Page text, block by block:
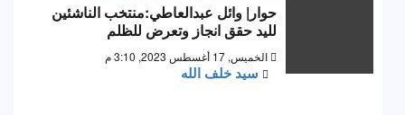
حوار| وائل عبدالعاطي:منتخب الناشئين
لليد حقق انجاز وتعرض للظلم
الخميس, 17 أغسطس 2023, 3:10 م
سيد خلف الله